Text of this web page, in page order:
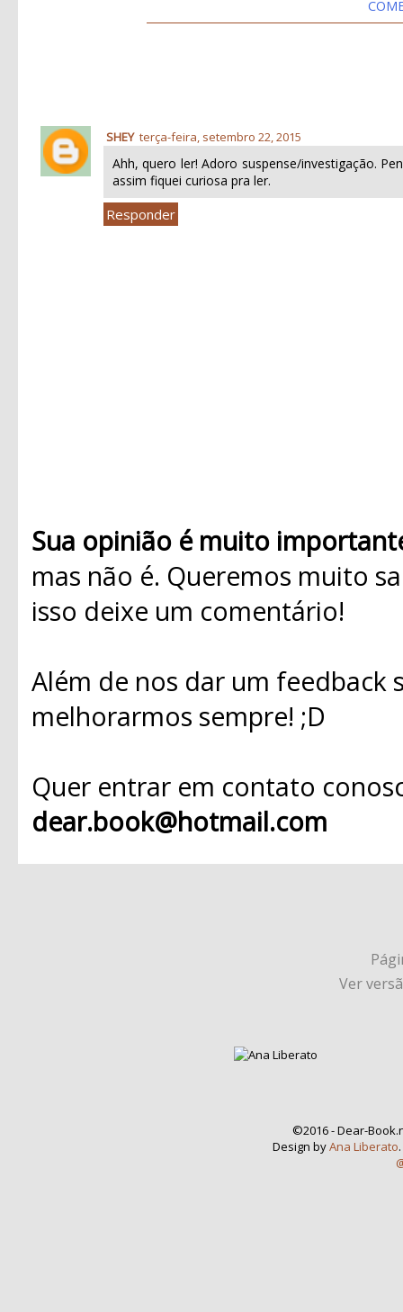
SHEY terça-feira, setembro 22, 2015
Ahh, quero ler! Adoro suspense/investigação.
assim fiquei curiosa pra ler.
Responder
Sua opinião é muito
mas não é. Queremos muito
isso deixe um comentário!
Além de nos dar um
melhorarmos sempre! ;D
Quer entrar em contato
dear.book@hotmail.com
Ver
©2016 - Dear-
Design byAna Liberato